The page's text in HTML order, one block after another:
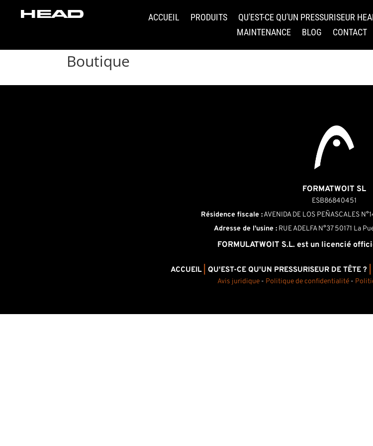
ACCUEIL PRODUITS QU'EST-CE QU'UN PRESSURISEUR
MAINTENANCE
BLOG CONTACT
Boutique
FORMATWOIT SL
ESB86840451
Résidence fiscale :AVENIDA DE LOS PEÑASCALES
Adresse de l'usine :RUE ADELFA N°37 50171 La
FORMULATWOIT S.L. est un licencié
ACCUEIL| QU'EST-CE QU'UN PRESSURISEUR DE TÊTE ?
Avis juridique- Politique de confidentialité-